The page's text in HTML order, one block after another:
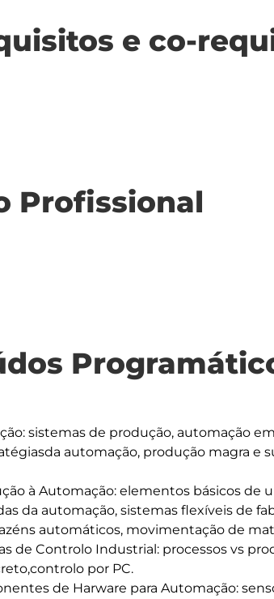
e co-
Profissional
automação, produção magra e
da automação, sistemas flexíveis de
automáticos, movimentação de
por PC.